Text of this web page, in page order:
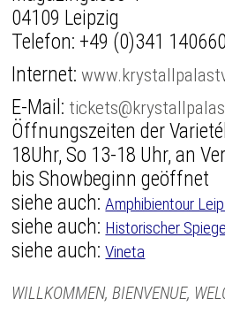
04109 Leipzig
Telefon: +49 (0)341 140660
Internet:
E-Mail:
Öffnungszeiten der
18Uhr, So 13-18 Uhr, an
bis Showbeginn geöffnet
siehe auch:Amphibientour
siehe auch: Historischer
siehe auch:Vineta
WILLKOMMEN, BIENVENUE,